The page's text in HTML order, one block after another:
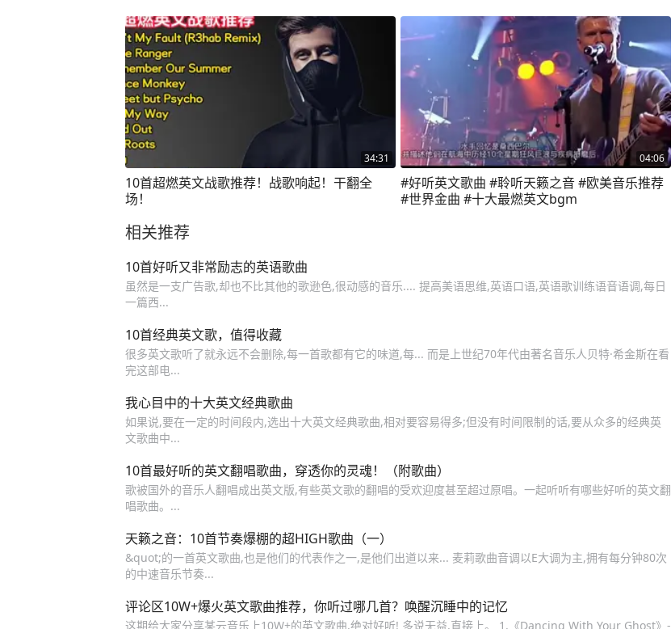
34:31
10首超燃英文战歌推荐！战歌响起！干翻全
场！
04:06
#好听英文歌曲 #聆听天籁之音 #欧美音乐推荐
#世界金曲 #十大最燃英文bgm
相关推荐
10首好听又非常励志的英语歌曲
虽然是一支广告歌,却也不比其他的歌逊色,很动感的音乐.... 提高美语思维,英语口语,英语歌训练语音语调,每日
一篇西...
10首经典英文歌，值得收藏
很多英文歌听了就永远不会删除,每一首歌都有它的味道,每... 而是上世纪70年代由著名音乐人贝特·希金斯在看
完这部电...
我心目中的十大英文经典歌曲
如果说,要在一定的时间段内,选出十大英文经典歌曲,相对要容易得多;但没有时间限制的话,要从众多的经典英
文歌曲中...
10首最好听的英文翻唱歌曲，穿透你的灵魂！（附歌曲）
歌被国外的音乐人翻唱成出英文版,有些英文歌的翻唱的受欢迎度甚至超过原唱。一起听听有哪些好听的英文翻
唱歌曲。...
天籁之音：10首节奏爆棚的超HIGH歌曲（一）
&quot;的一首英文歌曲,也是他们的代表作之一,是他们出道以来... 麦莉歌曲音调以E大调为主,拥有每分钟80次
的中速音乐节奏...
评论区10W+爆火英文歌曲推荐，你听过哪几首？唤醒沉睡中的记忆
这期给大家分享某云音乐上10W+的英文歌曲,绝对好听! 多说无益,直接上。 1.《Dancing With Your Ghost》-